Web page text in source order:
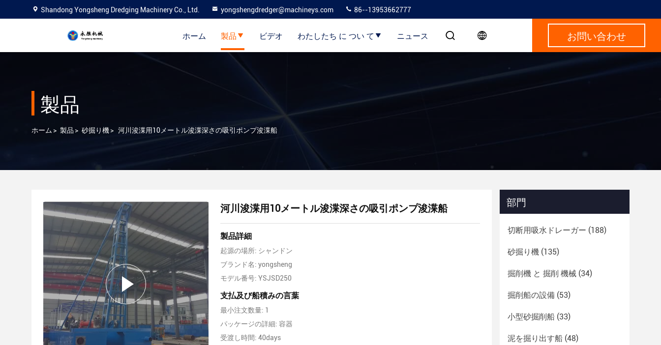
Shandong Yongsheng Dredging Machinery Co., Ltd. yongshengdredger@machineys.com 86--13953662777
ホーム 製品 ビデオ わたしたち に つい て ニュース お問い合わせ
製品
ホーム > 製品 > 砂掘り機> 河川浚渫用10メートル浚渫深さの吸引ポンプ浚渫船
河川浚渫用10メートル浚渫深さの吸引ポンプ浚渫船
製品詳細
起源の場所: シャンドン
ブランド名: yongsheng
モデル番号: YSJSD250
支払及び船積みの言葉
最小注文数量: 1
パッケージの詳細: 容器
受渡し時間: 40days
部門
切断用吸水ドレーガー (188)
砂掘り機 (135)
掘削機 と 掘削 機械 (34)
掘削船の設備 (53)
小型砂掘削船 (33)
泥を掘り出す船 (48)